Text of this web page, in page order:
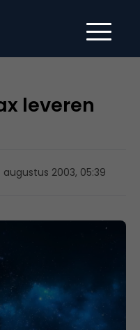
leveren
augustus 2003, 05:39